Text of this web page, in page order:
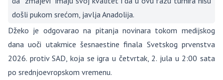
došli pukom srećom, javlja Anadolija.
Džeko je odgovarao na pitanja novinara tokom medijskog
dana uoči utakmice šesnaestine finala Svetskog prvenstva
2026. protiv SAD, koja se igra u četvrtak, 2. jula u 2:00 sata
po srednjoevropskom vremenu.